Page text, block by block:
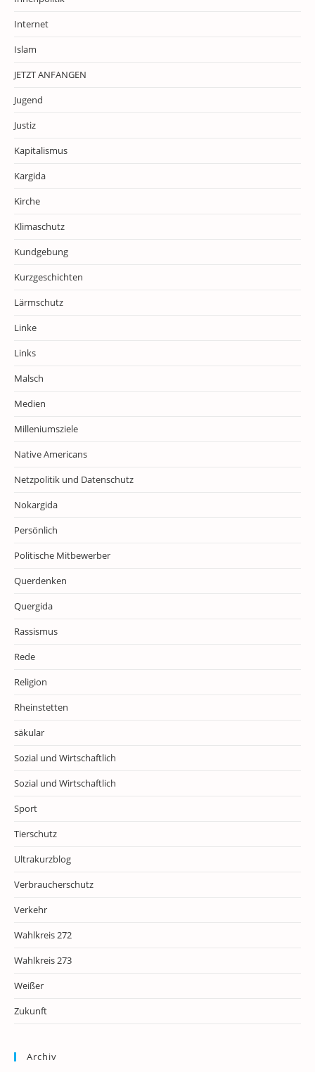
Internet
Islam
JETZT ANFANGEN
Jugend
Justiz
Kapitalismus
Kargida
Kirche
Klimaschutz
Kundgebung
Kurzgeschichten
Lärmschutz
Linke
Links
Malsch
Medien
Milleniumsziele
Native Americans
Netzpolitik und Datenschutz
Nokargida
Persönlich
Politische Mitbewerber
Querdenken
Quergida
Rassismus
Rede
Religion
Rheinstetten
säkular
Sozial und Wirtschaftlich
Sozial und Wirtschaftlich
Sport
Tierschutz
Ultrakurzblog
Verbraucherschutz
Verkehr
Wahlkreis 272
Wahlkreis 273
Weißer
Zukunft
Archiv